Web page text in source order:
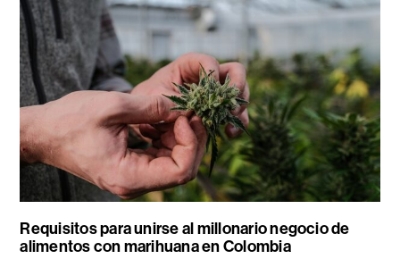
Requisitos para unirse al millonario negocio de
alimentos con marihuana en Colombia